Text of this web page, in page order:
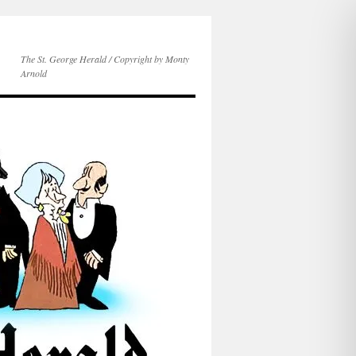
The St. George Herald / Copyright by Monty
Arnold